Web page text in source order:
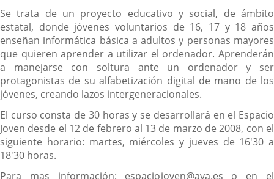
Se trata de un proyecto educativo y social, de ámbito
estatal, donde jóvenes voluntarios de 16, 17 y 18 años
enseñan informática básica a adultos y personas mayores
que quieren aprender a utilizar el ordenador. Aprenderán
a manejarse con soltura ante un ordenador y ser
protagonistas de su alfabetización digital de mano de los
jóvenes, creando lazos intergeneracionales.
El curso consta de 30 horas y se desarrollará en el Espacio
Joven desde el 12 de febrero al 13 de marzo de 2008, con el
siguiente horario: martes, miércoles y jueves de 16'30 a
18'30 horas.
Para mas información: espaciojoven@ava.es o en el